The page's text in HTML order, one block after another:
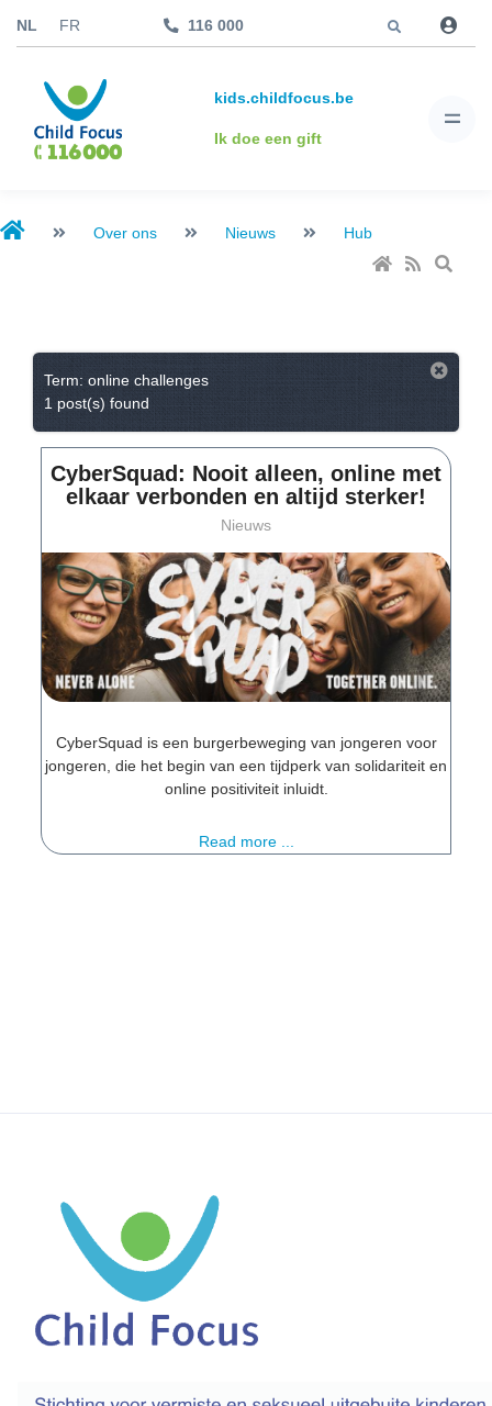
NL FR 116 000
kids.childfocus.be
Ik doe een gift
Over ons Nieuws Hub
Term: online challenges
1 post(s) found
CyberSquad: Nooit alleen, online met
elkaar verbonden en altijd sterker!
Nieuws
CyberSquad is een burgerbeweging van jongeren voor
jongeren, die het begin van een tijdperk van solidariteit en
online positiviteit inluidt.
Read more ...